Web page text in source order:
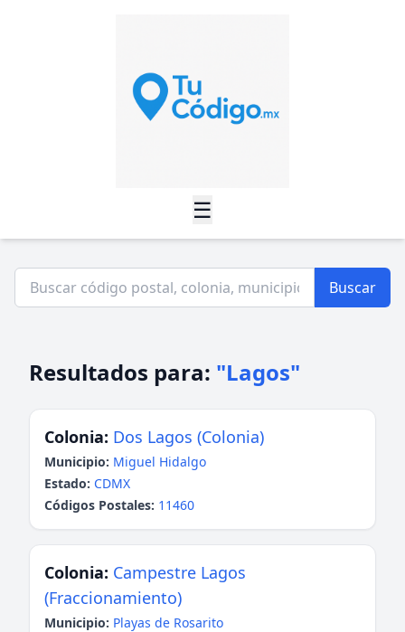
☰
Buscar
Resultados para: "Lagos"
Colonia: Dos Lagos (Colonia)
Municipio: Miguel Hidalgo
Estado: CDMX
Códigos Postales: 11460
Colonia: Campestre Lagos
(Fraccionamiento)
Municipio: Playas de Rosarito